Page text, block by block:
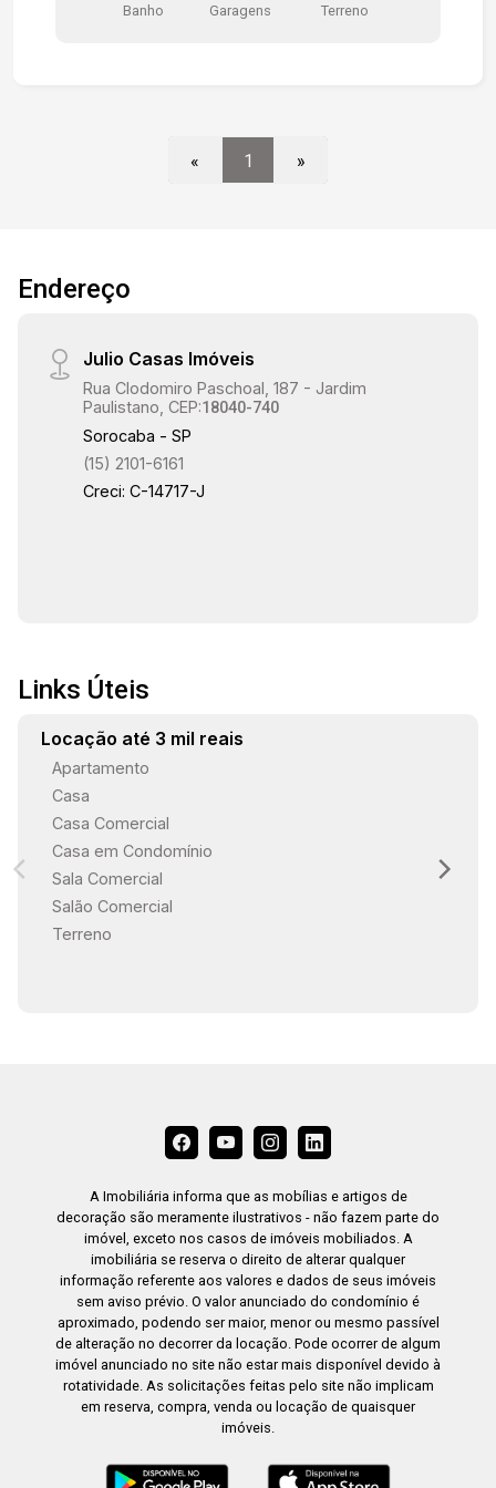
Uma oportunidade versátil, ideal para implantação
Banho Garagens Terreno
« 1 »
Endereço
Julio Casas Imóveis
Rua Clodomiro Paschoal, 187 - Jardim
Paulistano, CEP:18040-740
Sorocaba - SP
(15) 2101-6161
Creci: C-14717-J
Links Úteis
Locação até 3 mil reais
Apartamento
Casa
Casa Comercial
Casa em Condomínio
Sala Comercial
Salão Comercial
Terreno
A Imobiliária informa que as mobílias e artigos de
decoração são meramente ilustrativos - não fazem parte do
imóvel, exceto nos casos de imóveis mobiliados. A
imobiliária se reserva o direito de alterar qualquer
informação referente aos valores e dados de seus imóveis
sem aviso prévio. O valor anunciado do condomínio é
aproximado, podendo ser maior, menor ou mesmo passível
de alteração no decorrer da locação. Pode ocorrer de algum
imóvel anunciado no site não estar mais disponível devido à
rotatividade. As solicitações feitas pelo site não implicam
em reserva, compra, venda ou locação de quaisquer
imóveis.